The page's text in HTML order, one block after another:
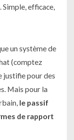
Simple, efficace,
un système de
(comptez
justifie pour des
Mais pour la
le passif
de rapport